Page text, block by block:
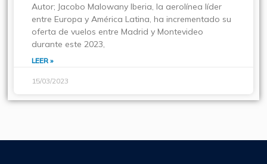
Autor; Jacobo Malowany Iberia, la aerolínea líder
entre Europa y América Latina, ha incrementado su
oferta de vuelos entre Madrid y Montevideo
durante este 2023,
LEER »
15/03/2023